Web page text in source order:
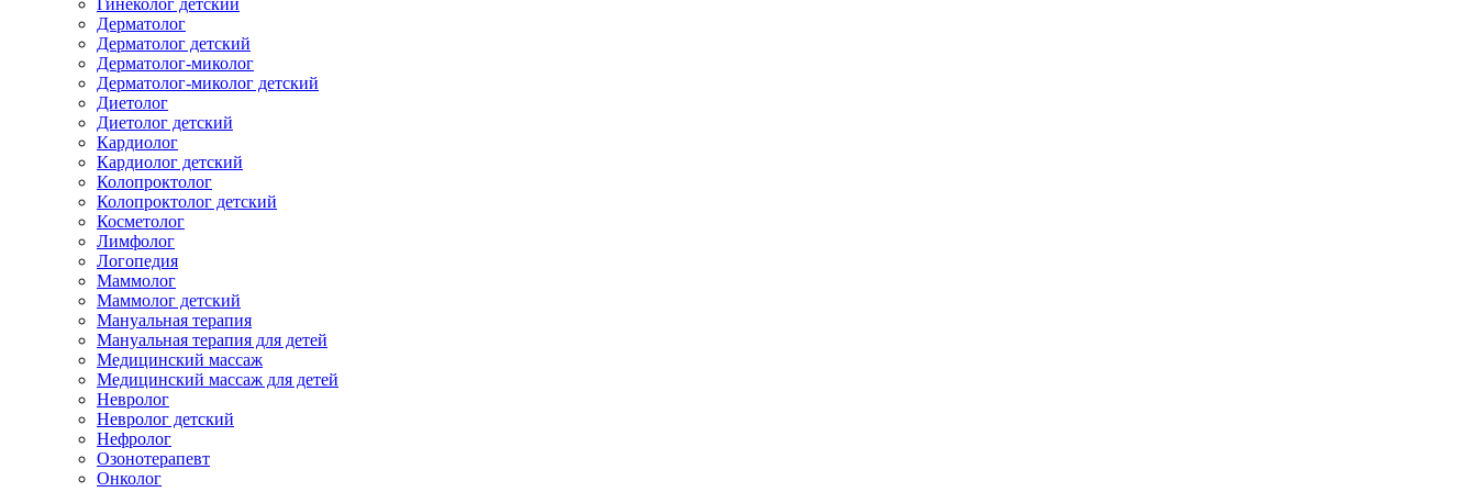
Гинеколог детский
Дерматолог
Дерматолог детский
Дерматолог-миколог
Дерматолог-миколог детский
Диетолог
Диетолог детский
Кардиолог
Кардиолог детский
Колопроктолог
Колопроктолог детский
Косметолог
Лимфолог
Логопедия
Маммолог
Маммолог детский
Мануальная терапия
Мануальная терапия для детей
Медицинский массаж
Медицинский массаж для детей
Невролог
Невролог детский
Нефролог
Озонотерапевт
Онколог